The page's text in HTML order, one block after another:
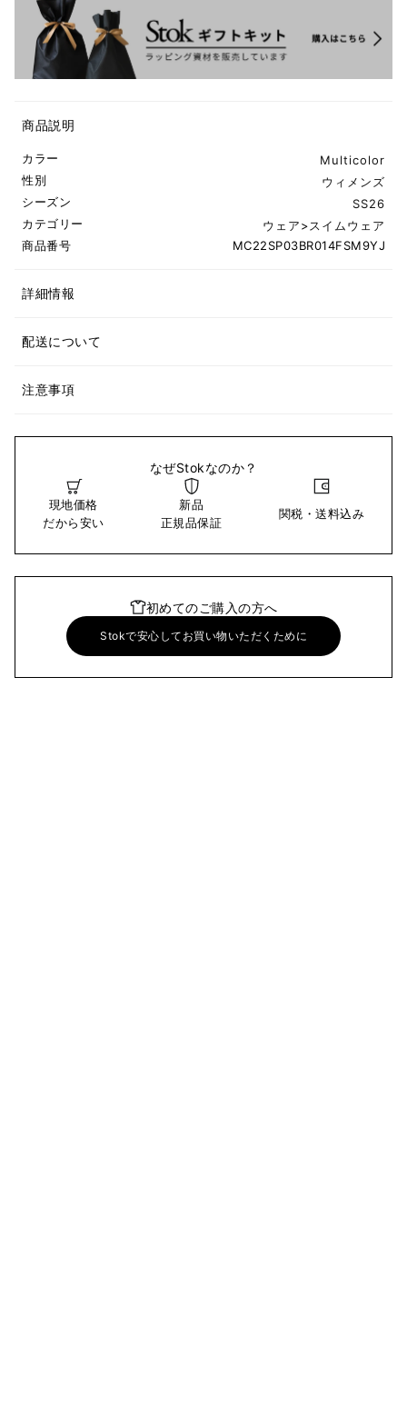
商品説明
カラー
Multicolor
性別
ウィメンズ
シーズン
SS26
カテゴリー
ウェア>スイムウェア
商品番号
MC22SP03BR014FSM9YJ
詳細情報
配送について
注意事項
なぜStokなのか？
現地価格
だから安い
新品
正規品保証
関税・送料込み
初めてのご購入の方へ
Stokで安心してお買い物いただくために